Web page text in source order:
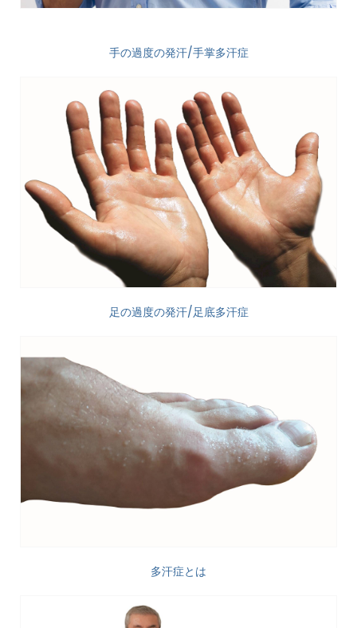
手の過度の発汗/手掌多汗症
足の過度の発汗/足底多汗症
多汗症とは